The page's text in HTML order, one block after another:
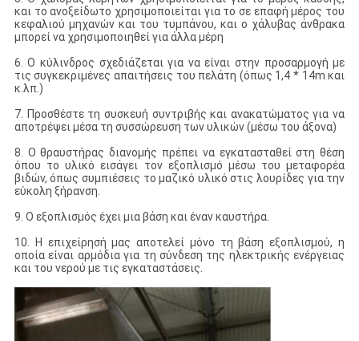
και το ανοξείδωτο χρησιμοποιείται για το σε επαφή μέρος του
κεφαλιού μηχανών και του τυμπάνου, και ο χάλυβας άνθρακα
μπορεί να χρησιμοποιηθεί για άλλα μέρη
6. Ο κύλινδρος σχεδιάζεται για να είναι στην προσαρμογή με
τις συγκεκριμένες απαιτήσεις του πελάτη (όπως 1,4 * 14m και
κ.λπ.)
7. Προσθέστε τη συσκευή συντριβής και ανακατώματος για να
αποτρέψει μέσα τη συσσώρευση των υλικών (μέσω του άξονα)
8. Ο θραυστήρας διανομής πρέπει να εγκατασταθεί στη θέση
όπου το υλικό εισάγει τον εξοπλισμό μέσω του μεταφορέα
βιδών, όπως συμπιέσεις το μαζικό υλικό στις λουρίδες για την
εύκολη ξήρανση.
9. Ο εξοπλισμός έχει μια βάση και έναν καυστήρα.
10. Η επιχείρησή μας αποτελεί μόνο τη βάση εξοπλισμού, η
οποία είναι αρμόδια για τη σύνδεση της ηλεκτρικής ενέργειας
και του νερού με τις εγκαταστάσεις.